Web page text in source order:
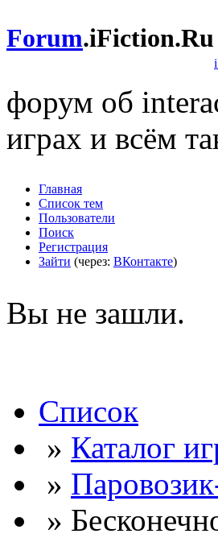
Forum.iFiction.Ru
форум об
играх и всём
Главная
Список тем
Пользователи
Поиск
Регистрация
Зайти (через: ВКонтакте)
Вы не зашли.
Список
» Каталог
»
»